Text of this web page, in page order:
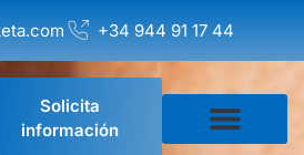
+34 944 91 17 44
Solicita
información